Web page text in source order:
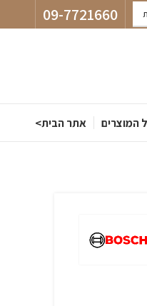
09-7721660
המוצרים אתר הבית>